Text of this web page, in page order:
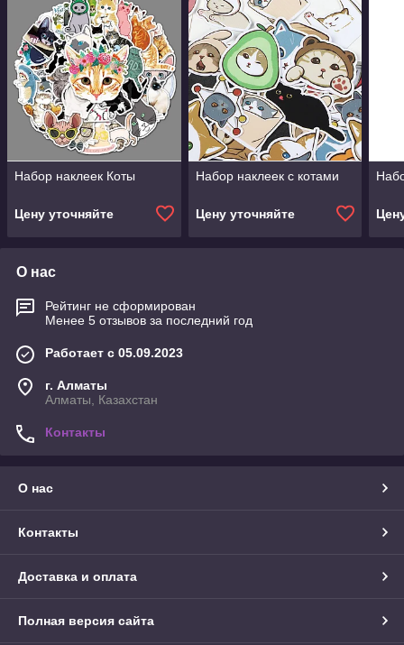
Набор наклеек Коты
Цену уточняйте
Набор наклеек с котами
Цену уточняйте
О нас
Рейтинг не сформирован
Менее 5 отзывов за последний год
Работает с 05.09.2023
г. Алматы
Алматы, Казахстан
Контакты
О нас
Контакты
Доставка и оплата
Полная версия сайта